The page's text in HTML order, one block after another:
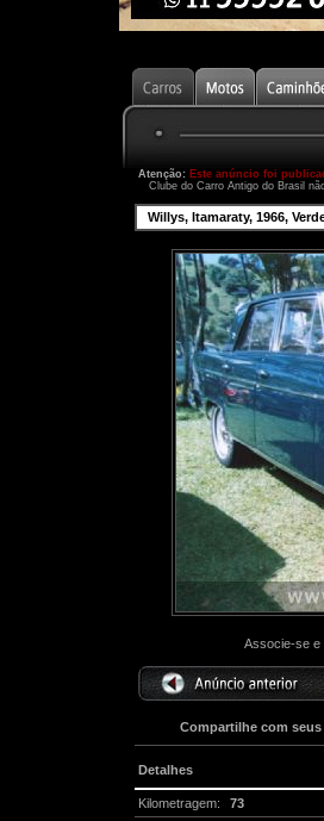
Atenção: Este anúncio foi
Clube do Carro Antigo do Brasil
Willys, Itamaraty, 1966,
Associe-se e
Compartilhe com
Detalhes
Kilometragem:
73